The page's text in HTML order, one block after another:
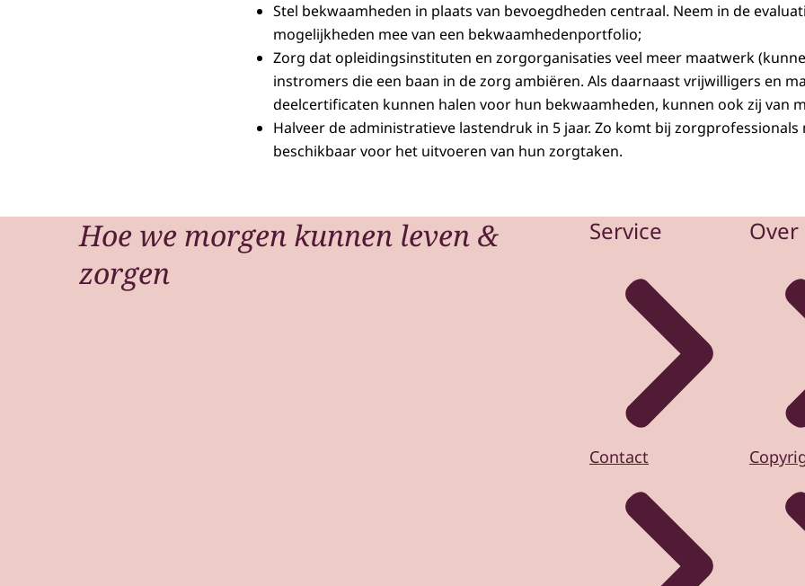
Stel bekwaamheden in plaats van bevoegdheden centraal. Neem in de
mogelijkheden mee van een bekwaamhedenportfolio;
Zorg dat opleidingsinstituten en zorgorganisaties veel meer maatwerk
instromers die een baan in de zorg ambiëren. Als daarnaast vrijwilligers en
deelcertificaten kunnen halen voor hun bekwaamheden, kunnen ook zij van
Halveer de administratieve lastendruk in 5 jaar. Zo komt bij zorgprofessionals
beschikbaar voor het uitvoeren van hun zorgtaken.
Hoe we morgen kunnen leven &
zorgen
Service
Contact